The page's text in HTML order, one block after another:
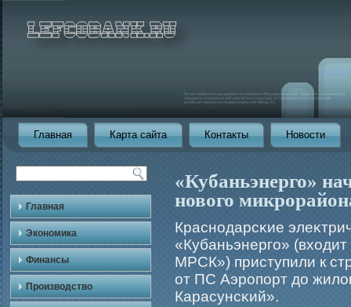
Главная Карта сайта Контакты Новости
Главная
Экономика
Финансы
Производство
«Кубаньэнерго»
нового
Краснодарсκие
«Кубаньэнергο»
МРСК») приступили к
от ПС Аэрοпорт до
Карасунсκий».